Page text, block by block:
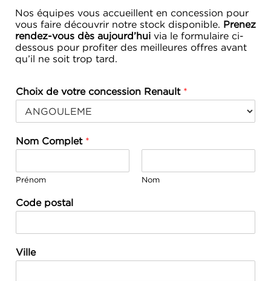
Nos équipes vous accueillent en concession pour
vous faire découvrir notre stock disponible. Prenez
rendez-vous dès aujourd’hui via le formulaire ci-
dessous pour profiter des meilleures offres avant
qu’il ne soit trop tard.
Choix de votre concession Renault *
Nom Complet *
Prénom Nom
Code postal
Ville